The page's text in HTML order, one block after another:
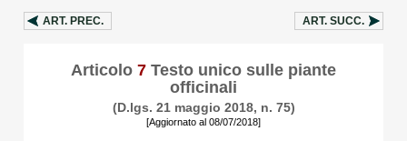
ART. PREC. ART. SUCC.
Articolo 7 Testo unico sulle piante
officinali
(D.lgs. 21 maggio 2018, n. 75)
[Aggiornato al 08/07/2018]